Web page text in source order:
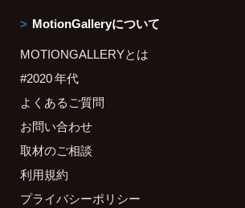
MotionGalleryについて
MOTIONGALLERYとは
#2020 年代
よくあるご質問
お問い合わせ
取材のご相談
利用規約
プライバシーポリシー